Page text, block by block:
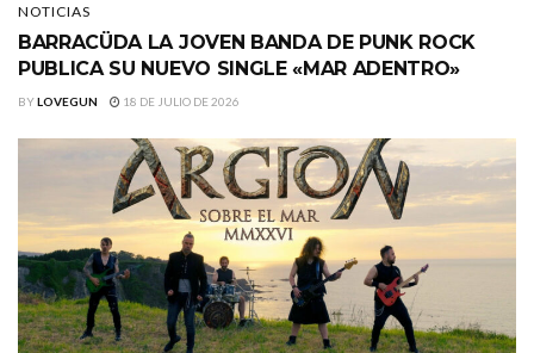
NOTICIAS
BARRACÜDA LA JOVEN BANDA DE PUNK ROCK
PUBLICA SU NUEVO SINGLE «MAR ADENTRO»
BYLOVEGUN 18 DE JULIO DE 2026